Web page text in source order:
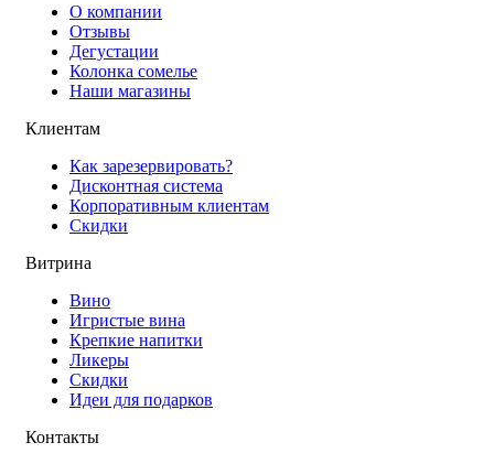
О компании
Отзывы
Дегустации
Колонка сомелье
Наши магазины
Клиентам
Как зарезервировать?
Дисконтная система
Корпоративным клиентам
Скидки
Витрина
Вино
Игристые вина
Крепкие напитки
Ликеры
Скидки
Идеи для подарков
Контакты